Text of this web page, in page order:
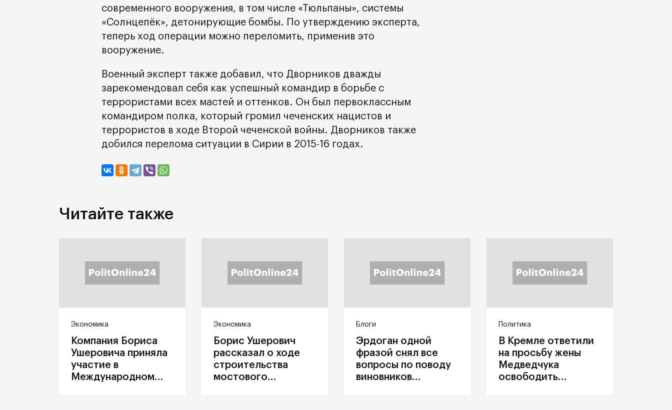
современного вооружения, в том числе «Тюльпаны», системы
«Солнцепёк», детонирующие бомбы. По утверждению эксперта,
теперь ход операции можно переломить, применив это
вооружение.
Военный эксперт также добавил, что Дворников дважды
зарекомендовал себя как успешный командир в борьбе с
террористами всех мастей и оттенков. Он был первоклассным
командиром полка, который громил чеченских нацистов и
террористов в ходе Второй чеченской войны. Дворников также
добился перелома ситуации в Сирии в 2015-16 годах.
Читайте также
Экономика
Компания Бориса
Ушеровича приняла
участие в
Международном
Экономика
Борис Ушерович
рассказал о ходе
строительства
мостового
Блоги
Эрдоган одной
фразой снял все
вопросы по поводу
виновников
Политика
В Кремле ответили
на просьбу жены
Медведчука
освободить